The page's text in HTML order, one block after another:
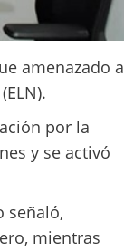
amenazado a
por la
y se activó
señaló,
mientras